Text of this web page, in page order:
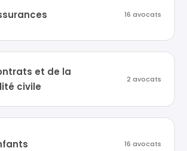
16 avocats
et de la
civile
2 avocats
16 avocats